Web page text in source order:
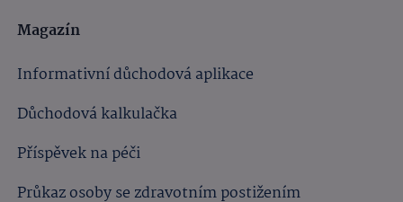
Magazín
Informativní důchodová aplikace
Důchodová kalkulačka
Příspěvek na péči
Průkaz osoby se zdravotním postižením